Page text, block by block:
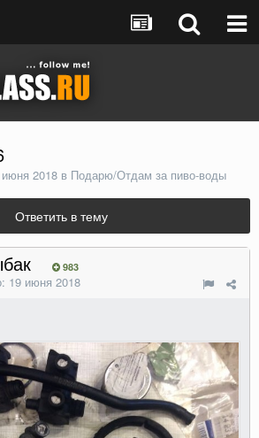
2018 в Подарю/Отдам за пиво-воды
Ответить в тему
983
19 июня 2018